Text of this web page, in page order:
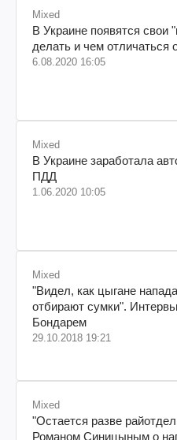
Mixed
В Украине появятся
делать и чем отличаться
6.08.2020 16:05
Mixed
В Украине заработала
ПДД
1.06.2020 10:05
Mixed
"Видел, как цыгане
отбирают сумки".
Бондарем
29.10.2018 19:21
Mixed
"Остается разве
Романом Синицыным о